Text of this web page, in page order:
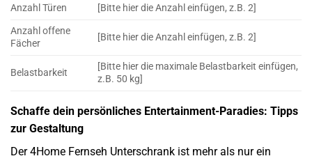
Anzahl Türen
[Bitte hier die Anzahl einfügen, z.B. 2]
Anzahl offene
Fächer
[Bitte hier die Anzahl einfügen, z.B. 2]
Belastbarkeit
[Bitte hier die maximale Belastbarkeit einfügen,
z.B. 50 kg]
Schaffe dein persönliches Entertainment-Paradies: Tipps
zur Gestaltung
Der 4Home Fernseh Unterschrank ist mehr als nur ein